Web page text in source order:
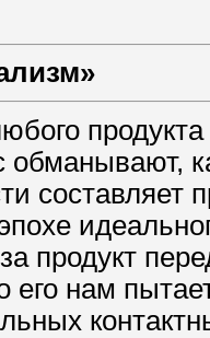
продукт
его нам